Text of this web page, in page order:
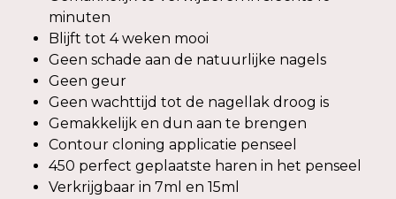
minuten
Blijft tot 4 weken mooi
Geen schade aan de natuurlijke nagels
Geen geur
Geen wachttijd tot de nagellak droog is
Gemakkelijk en dun aan te brengen
Contour cloning applicatie penseel
450 perfect geplaatste haren in het penseel
Verkrijgbaar in 7ml en 15ml